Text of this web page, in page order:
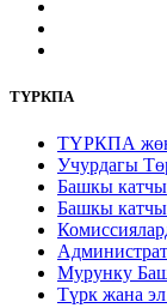
ТҮРКПА
ТҮРКПА
Учурдагы
Башкы катчы
Башкы
Мурунку
Түрк жана